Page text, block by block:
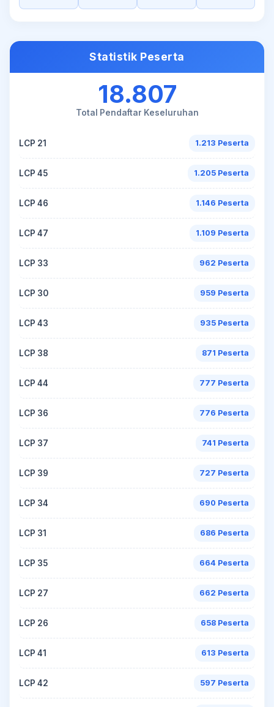
Statistik Peserta
18.807
Total Pendaftar Keseluruhan
LCP 21 1.213 Peserta
LCP 45 1.205 Peserta
LCP 46 1.146 Peserta
LCP 47 1.109 Peserta
LCP 33 962 Peserta
LCP 30 959 Peserta
LCP 43 935 Peserta
LCP 38 871 Peserta
LCP 44 777 Peserta
LCP 36 776 Peserta
LCP 37 741 Peserta
LCP 39 727 Peserta
LCP 34 690 Peserta
LCP 31 686 Peserta
LCP 35 664 Peserta
LCP 27 662 Peserta
LCP 26 658 Peserta
LCP 41 613 Peserta
LCP 42 597 Peserta